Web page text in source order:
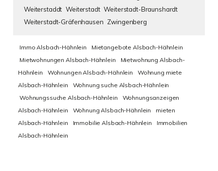
Weiterstaddt Weiterstadt Weiterstadt-Braunshardt
Weiterstadt-Gräfenhausen Zwingenberg
Immo Alsbach-Hähnlein
Mietangebote Alsbach-Hähnlein
Mietwohnungen Alsbach-Hähnlein
Mietwohnung Alsbach-
Hähnlein
Wohnungen Alsbach-Hähnlein
Wohnung miete
Alsbach-Hähnlein
Wohnung suche Alsbach-Hähnlein
Wohnungssuche Alsbach-Hähnlein
Wohnungsanzeigen
Alsbach-Hähnlein
Wohnung Alsbach-Hähnlein
mieten
Alsbach-Hähnlein
Immobilie Alsbach-Hähnlein
Immobilien
Alsbach-Hähnlein